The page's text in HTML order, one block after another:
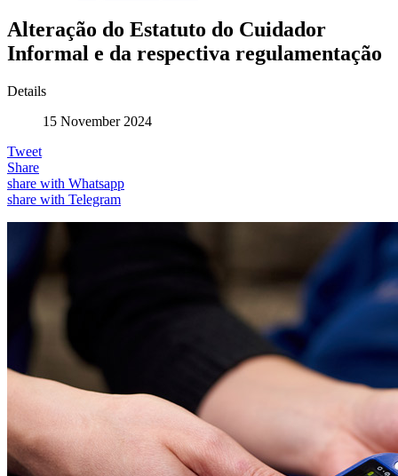
Alteração do Estatuto do Cuidador
Informal e da respectiva regulamentação
Details
15 November 2024
Tweet
Share
share with Whatsapp
share with Telegram